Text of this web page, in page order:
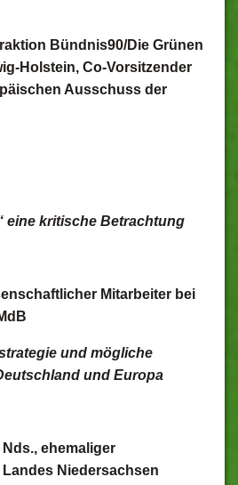
Bündnis90/Die Grünen
Holstein, Co-Vorsitzender
Ausschuss der
eine kritische Betrachtung
Mitarbeiter bei
und mögliche
und Europa
ehemaliger
Niedersachsen